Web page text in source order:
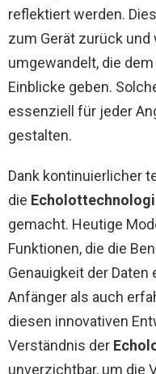
reflektiert werden.
zum Gerät zurück und
umgewandelt, die
Einblicke geben.
essenziell für jeder
gestalten.
Dank kontinuierlicher
die
gemacht. Heutige
Funktionen, die die
Genauigkeit der
Anfänger als auch
diesen innovativen
Verständnis der
unverzichtbar, um die